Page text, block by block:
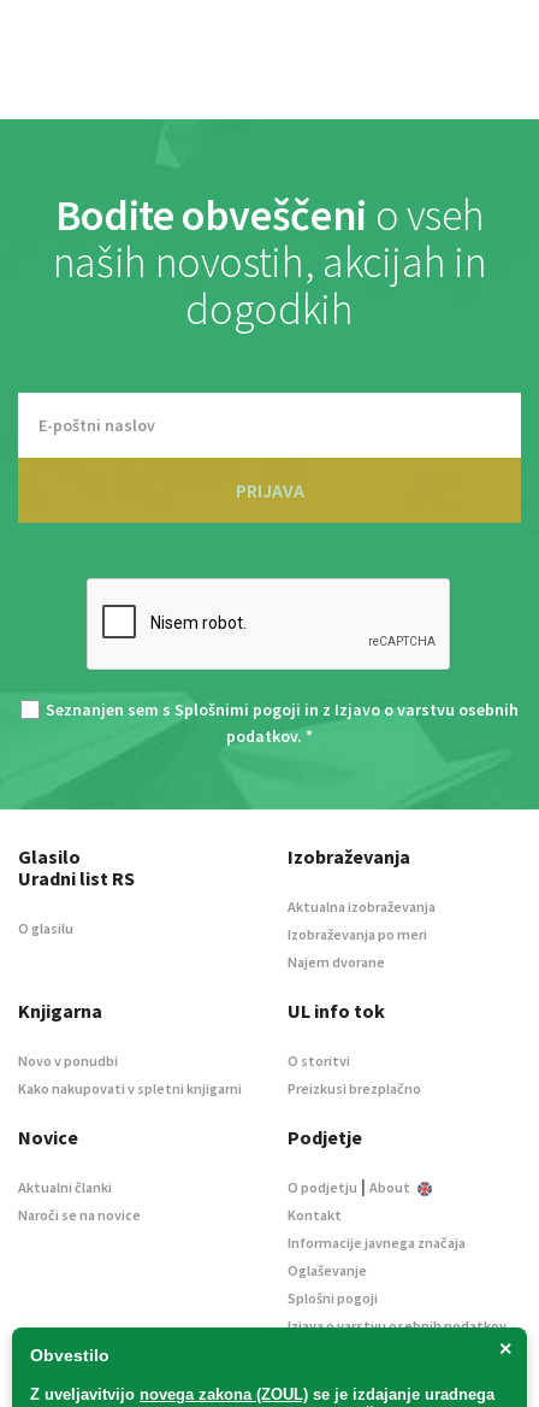
Bodite obveščeni o vseh
naših novostih, akcijah in
dogodkih
PRIJAVA
Seznanjen sem s Splošnimi pogoji in z Izjavo o varstvu osebnih
podatkov. *
×
Obvestilo
Z uveljavitvijo novega zakona (ZOUL) se je izdajanje uradnega
Glasilo
Uradni list RS
O glasilu
Izobraževanja
Aktualna izobraževanja
Izobraževanja po meri
Najem dvorane
Knjigarna
Novo v ponudbi
Kako nakupovati v spletni knjigarni
UL info tok
O storitvi
Preizkusi brezplačno
Novice
Aktualni članki
Naroči se na novice
Podjetje
O podjetju | About
Kontakt
Informacije javnega značaja
Oglaševanje
Splošni pogoji
Izjava o varstvu osebnih podatkov